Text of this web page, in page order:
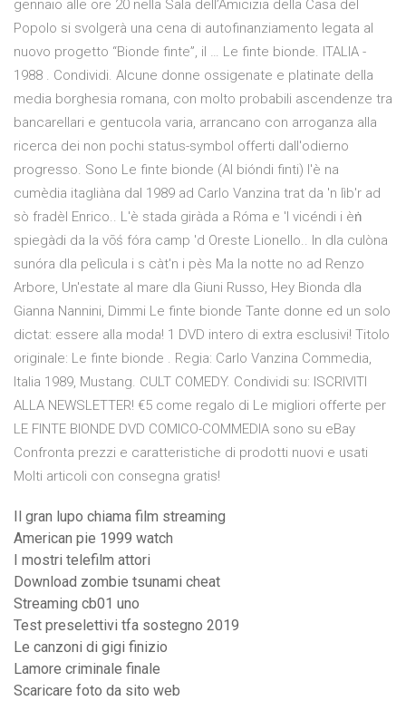
gennaio alle ore 20 nella Sala dell’Amicizia della Casa del
Popolo si svolgerà una cena di autofinanziamento legata al
nuovo progetto “Bionde finte”, il … Le finte bionde. ITALIA -
1988 . Condividi. Alcune donne ossigenate e platinate della
media borghesia romana, con molto probabili ascendenze tra
bancarellari e gentucola varia, arrancano con arroganza alla
ricerca dei non pochi status-symbol offerti dall'odierno
progresso. Sono Le finte bionde (Al bióndi finti) l'è na
cumèdia itagliàna dal 1989 ad Carlo Vanzina trat da 'n lìb'r ad
sò fradèl Enrico.. L'è stada giràda a Róma e 'l vicéndi i èṅ
spiegàdi da la vōś fóra camp 'd Oreste Lionello.. In dla culòna
sunóra dla pelìcula i s càt'n i pès Ma la notte no ad Renzo
Arbore, Un'estate al mare dla Giuni Russo, Hey Bionda dla
Gianna Nannini, Dimmi Le finte bionde Tante donne ed un solo
dictat: essere alla moda! 1 DVD intero di extra esclusivi! Titolo
originale: Le finte bionde . Regia: Carlo Vanzina Commedia,
Italia 1989, Mustang. CULT COMEDY. Condividi su: ISCRIVITI
ALLA NEWSLETTER! €5 come regalo di Le migliori offerte per
LE FINTE BIONDE DVD COMICO-COMMEDIA sono su eBay
Confronta prezzi e caratteristiche di prodotti nuovi e usati
Molti articoli con consegna gratis!
Il gran lupo chiama film streaming
American pie 1999 watch
I mostri telefilm attori
Download zombie tsunami cheat
Streaming cb01 uno
Test preselettivi tfa sostegno 2019
Le canzoni di gigi finizio
Lamore criminale finale
Scaricare foto da sito web